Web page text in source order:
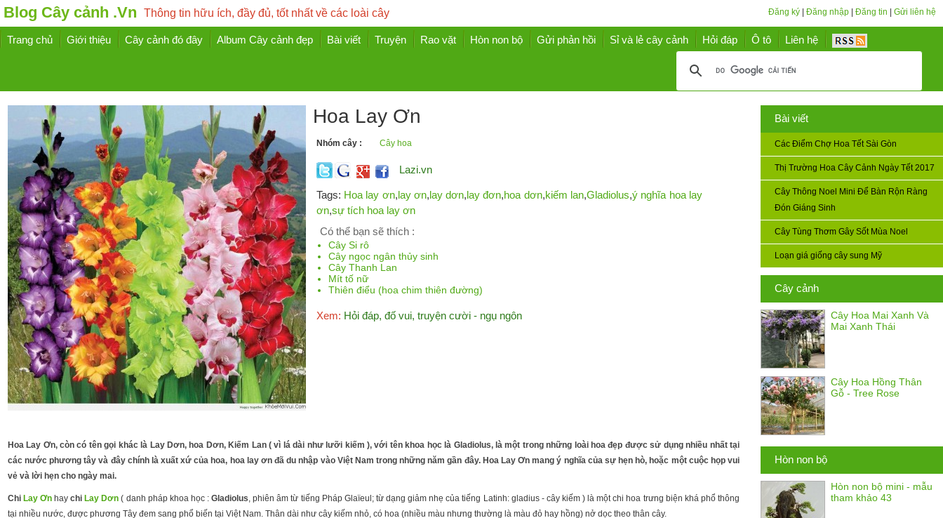
Blog Cây cảnh .Vn Thông tin hữu ích, đầy đủ, tốt nhất về các loài cây Đăng ký Đăng nhập Đăng tin Gửi liên hệ
Trang chủ Giới thiệu Cây cảnh đó đây Album Cây cảnh đẹp Bài viết Truyện Rao vặt Hòn non bộ Gửi phản hồi Sỉ và lẻ cây cảnh Hỏi đáp Ô tô Liên hệ
Bài viết
Các Điểm Chợ Hoa Tết Sài Gòn
Thị Trường Hoa Cây Cảnh Ngày Tết 2017
Cây Thông Noel Mini Để Bàn Rộn Ràng
Đón Giáng Sinh
Cây Tùng Thơm Gây Sốt Mùa Noel
Loạn giá giống cây sung Mỹ
Cây cảnh
Cây Hoa Mai Xanh Và
Mai Xanh Thái
Cây Hoa Hồng Thân
Gỗ - Tree Rose
Hòn non bộ
Hòn non bộ mini - mẫu
tham khảo 43
Hoa Lay Ơn
Nhóm cây : Cây hoa
Lazi.vn
Tags: Hoa lay ơn,lay ơn,lay dơn,lay đơn,hoa dơn,kiếm lan,Gladiolus,ý nghĩa hoa lay
ơn,sự tích hoa lay ơn
Có thể bạn sẽ thích :
Cây Si rô
Cây ngọc ngân thủy sinh
Cây Thanh Lan
Mít tố nữ
Thiên điểu (hoa chim thiên đường)
Xem: Hỏi đáp, đố vui, truyện cười - ngụ ngôn
Hoa Lay Ơn, còn có tên gọi khác là Lay Dơn, hoa Dơn, Kiếm Lan ( vì lá dài như lưỡi kiếm ), với tên khoa học là Gladiolus, là một trong những loài hoa đẹp được sử dụng nhiều nhất tại
các nước phương tây và đây chính là xuất xứ của hoa, hoa lay ơn đã du nhập vào Việt Nam trong những năm gần đây. Hoa Lay Ơn mang ý nghĩa của sự hẹn hò, hoặc một cuộc họp vui
vẻ và lời hẹn cho ngày mai.
Chi Lay Ơnhaychi Lay Dơn ( danh pháp khoa học :Gladiolus, phiên âm từ tiếng Pháp Glaïeul; từ dạng giảm nhẹ của tiếng Latinh: gladius - cây kiếm ) là một chi hoa trưng biện khá phổ thông
tại nhiều nước, được phương Tây đem sang phổ biến tại Việt Nam. Thân dài như cây kiếm nhỏ, có hoa (nhiều màu nhưng thường là màu đỏ hay hồng) nở dọc theo thân cây.